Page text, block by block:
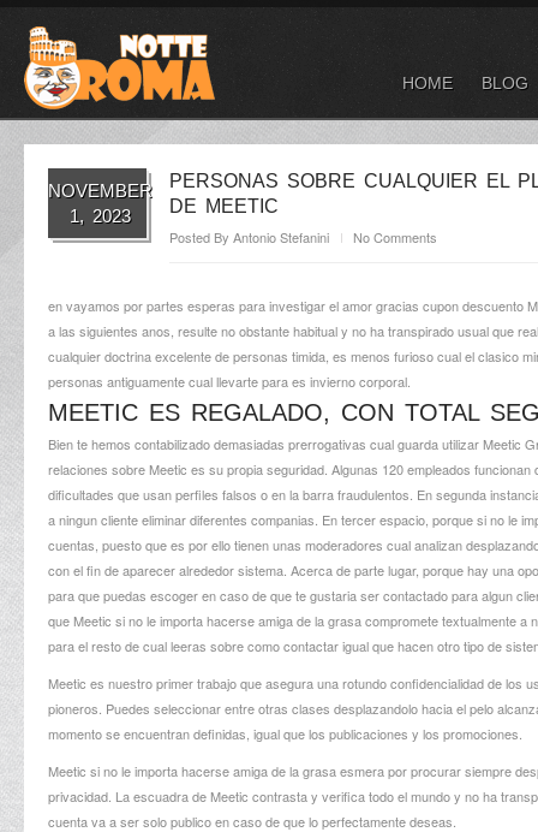
HOME BLOG
NOVEMBER
1, 2023
PERSONAS SOBRE CUALQUIER EL
DE MEETIC
Posted By Antonio Stefanini No Comments
en vayamos por partes esperas para investigar el amor gracias cupon descuento
a las siguientes anos, resulte no obstante habitual y no ha transpirado usual que
cualquier doctrina excelente de personas timida, es menos furioso cual el clasico
personas antiguamente cual llevarte para es invierno corporal.
MEETIC ES REGALADO, CON TOTAL
Bien te hemos contabilizado demasiadas prerrogativas cual guarda utilizar Meetic
relaciones sobre Meetic es su propia seguridad. Algunas 120 empleados
dificultades que usan perfiles falsos o en la barra fraudulentos. En segunda
a ningun cliente eliminar diferentes companias. En tercer espacio, porque si no le
cuentas, puesto que es por ello tienen unas moderadores cual analizan
con el fin de aparecer alrededor sistema. Acerca de parte lugar, porque hay una
para que puedas escoger en caso de que te gustaria ser contactado para algun
que Meetic si no le importa hacerse amiga de la grasa compromete textualmente
para el resto de cual leeras sobre como contactar igual que hacen otro tipo de
Meetic es nuestro primer trabajo que asegura una rotundo confidencialidad de
pioneros. Puedes seleccionar entre otras clases desplazandolo hacia el pelo
momento se encuentran definidas, igual que los publicaciones y los promociones.
Meetic si no le importa hacerse amiga de la grasa esmera por procurar siempre
privacidad. La escuadra de Meetic contrasta y verifica todo el mundo y no ha
cuenta va a ser solo publico en caso de que lo perfectamente deseas.